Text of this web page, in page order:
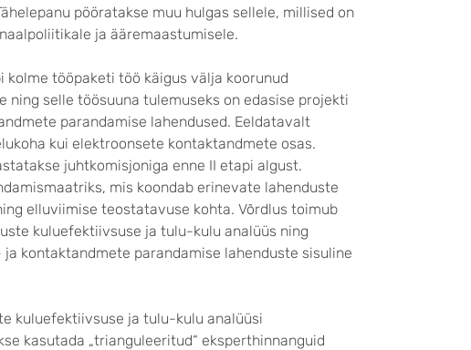
pööratakse muu hulgas sellele, millised on
ja ääremaastumisele.
kolme tööpaketi töö käigus välja koorunud
selle töösuuna tulemuseks on edasise projekti
parandamise lahendused. Eeldatavalt
kui elektroonsete kontaktandmete osas.
juhtkomisjoniga enne II etapi algust.
mis koondab erinevate lahenduste
elluviimise teostatavuse kohta. Võrdlus toimub
kuluefektiivsuse ja tulu-kulu analüüs ning
kontaktandmete parandamise lahenduste sisuline
kuluefektiivsuse ja tulu-kulu analüüsi
kasutada „trianguleeritud“ eksperthinnanguid